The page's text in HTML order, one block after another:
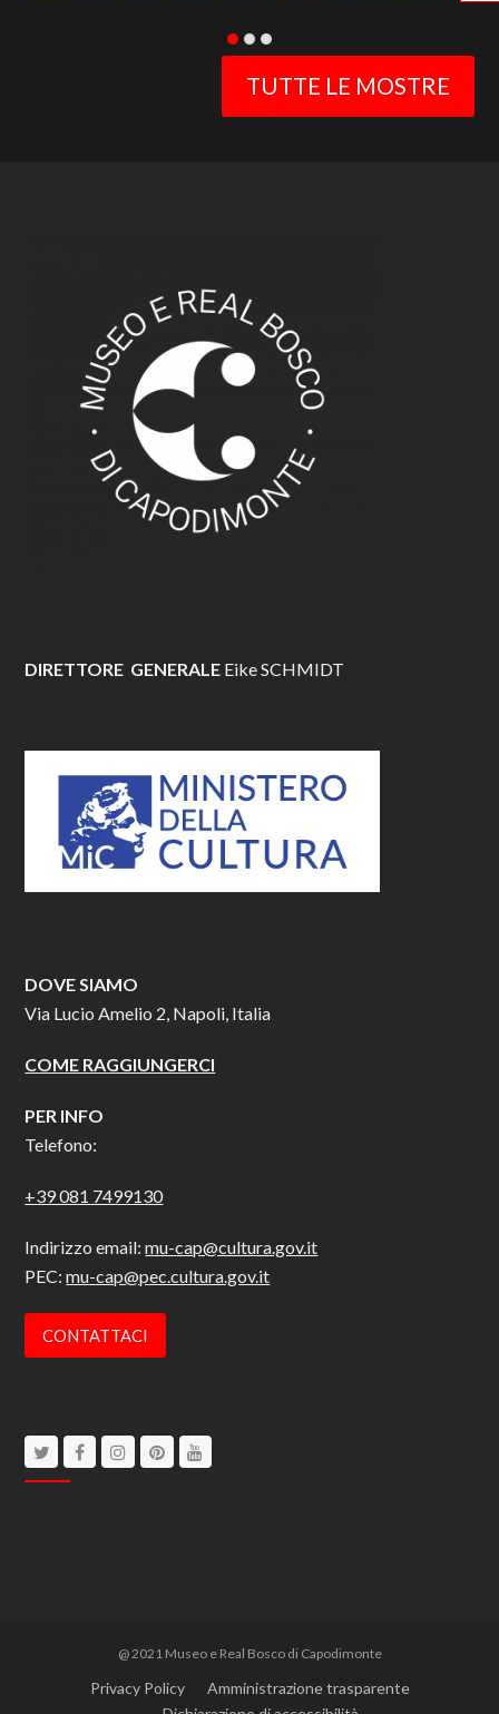
TUTTE LE MOSTRE
DIRETTORE GENERALE Eike SCHMIDT
DOVE SIAMO
Via Lucio Amelio 2, Napoli, Italia
COME RAGGIUNGERCI
PER INFO
Telefono:
+39 081 7499130
Indirizzo email:mu-cap@cultura.gov.it
PEC:mu-cap@pec.cultura.gov.it
CONTATTACI
TwitterFacebookInstagram
Pinterest
@ 2021 Museo e Real Bosco di Capodimonte
Privacy Policy
Amministrazione trasparente